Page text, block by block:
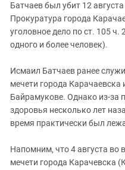
ЮФО
Батчаев был убит 12
Прокуратура города
уголовное дело по ст. 105
одного и более человек).
Исмаил Батчаев ранее
мечети города
Байрамукове. Однако из-за
здоровья несколько лет
время практически был
Напомним, что 4 августа во
мечети города Карачевска